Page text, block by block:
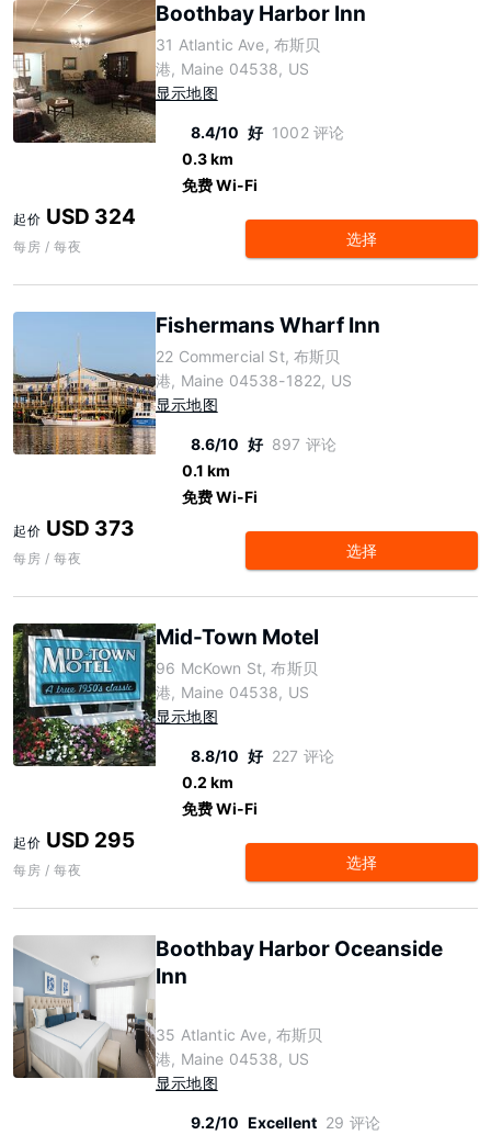
Boothbay Harbor Inn
31 Atlantic Ave, 布斯贝
港, Maine 04538, US
显示地图
8.4/10 好 1002 评论
0.3 km
免费 Wi-Fi
起价 USD 324
每房 / 每夜 选择
Fishermans Wharf Inn
22 Commercial St, 布斯贝
港, Maine 04538-1822, US
显示地图
8.6/10 好 897 评论
0.1 km
免费 Wi-Fi
起价 USD 373
每房 / 每夜 选择
Mid-Town Motel
96 McKown St, 布斯贝
港, Maine 04538, US
显示地图
8.8/10 好 227 评论
0.2 km
免费 Wi-Fi
起价 USD 295
每房 / 每夜 选择
Boothbay Harbor Oceanside
Inn
35 Atlantic Ave, 布斯贝
港, Maine 04538, US
显示地图
9.2/10 Excellent 29 评论